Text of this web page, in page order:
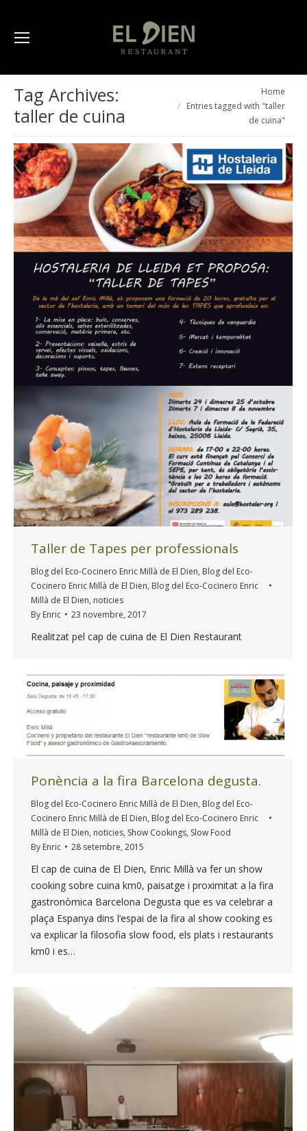
Tag Archives:
taller de cuina
Home
Entries tagged with "taller
de cuina"
Taller de Tapes per professionals
Blog del Eco-Cocinero Enric Millà de El Dien, Blog del Eco-
Cocinero Enric Millà de El Dien, Blog del Eco-Cocinero Enric
Millà de El Dien, noticies
By Enric 23 novembre, 2017
Realitzat pel cap de cuina de El Dien Restaurant
Ponència a la fira Barcelona degusta.
Blog del Eco-Cocinero Enric Millà de El Dien, Blog del Eco-
Cocinero Enric Millà de El Dien, Blog del Eco-Cocinero Enric
Millà de El Dien, noticies, Show Cookings, Slow Food
By Enric 28 setembre, 2015
El cap de cuina de El Dien, Enric Millà va fer un show
cooking sobre cuina km0, paisatge i proximitat a la fira
gastronòmica Barcelona Degusta que es va celebrar a
plaça Espanya dins l’espai de la fira al show cooking es
va explicar la filosofia slow food, els plats i restaurants
km0 i es…